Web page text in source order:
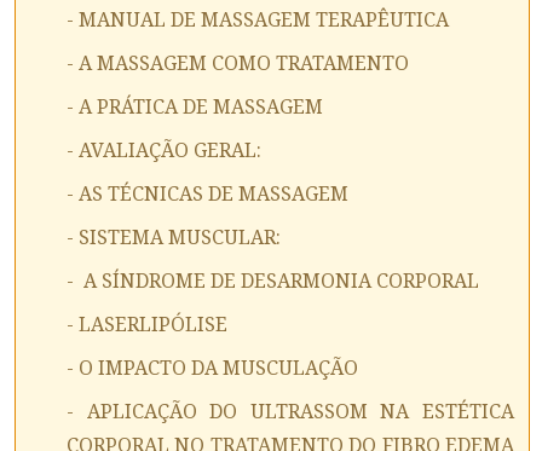
- MANUAL DE MASSAGEM TERAPÊUTICA
- A MASSAGEM COMO TRATAMENTO
- A PRÁTICA DE MASSAGEM
- AVALIAÇÃO GERAL:
- AS TÉCNICAS DE MASSAGEM
- SISTEMA MUSCULAR:
- A SÍNDROME DE DESARMONIA CORPORAL
- LASERLIPÓLISE
- O IMPACTO DA MUSCULAÇÃO
- APLICAÇÃO DO ULTRASSOM NA ESTÉTICA
CORPORAL NO TRATAMENTO DO FIBRO EDEMA